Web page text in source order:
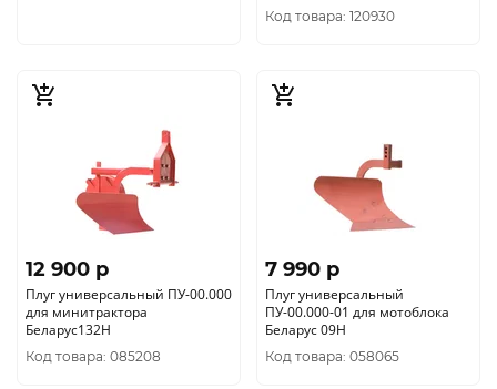
Код товара: 120930
12 900 p
Плуг универсальный ПУ-00.000
для минитрактора
Беларус132Н
Код товара: 085208
7 990 p
Плуг универсальный
ПУ-00.000-01 для мотоблока
Беларус 09Н
Код товара: 058065